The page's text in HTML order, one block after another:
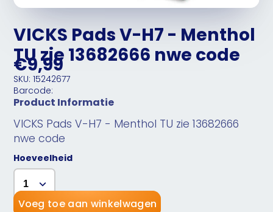
VICKS Pads V-H7 - Menthol
TU zie 13682666 nwe code
€9,99
SKU: 15242677
Barcode:
Product Informatie
VICKS Pads V-H7 - Menthol TU zie 13682666
nwe code
Hoeveelheid
Voeg toe aan winkelwagen